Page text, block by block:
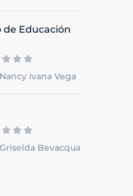
de Educación
Ivana Vega
Bevacqua